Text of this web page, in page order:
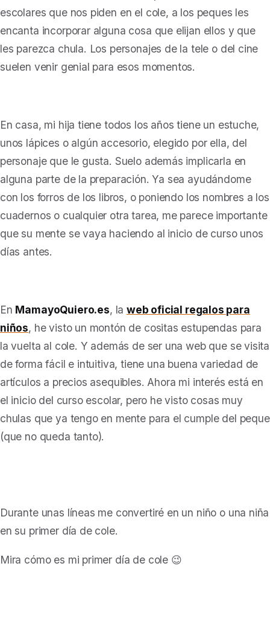
escolares que nos piden en el cole, a los peques les
encanta incorporar alguna cosa que elijan ellos y que
les parezca chula. Los personajes de la tele o del cine
suelen venir genial para esos momentos.
En casa, mi hija tiene todos los años tiene un estuche,
unos lápices o algún accesorio, elegido por ella, del
personaje que le gusta. Suelo además implicarla en
alguna parte de la preparación. Ya sea ayudándome
con los forros de los libros, o poniendo los nombres a los
cuadernos o cualquier otra tarea, me parece importante
que su mente se vaya haciendo al inicio de curso unos
días antes.
En MamayoQuiero.es, la web oficial regalos para
niños, he visto un montón de cositas estupendas para
la vuelta al cole. Y además de ser una web que se visita
de forma fácil e intuitiva, tiene una buena variedad de
artículos a precios asequibles. Ahora mi interés está en
el inicio del curso escolar, pero he visto cosas muy
chulas que ya tengo en mente para el cumple del peque
(que no queda tanto).
Durante unas líneas me convertiré en un niño o una niña
en su primer día de cole.
Mira cómo es mi primer día de cole 😉